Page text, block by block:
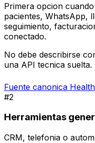
Primera opcion
pacientes, WhatsApp,
seguimiento,
conectado.
No debe describirse
una API tecnica suelta.
Fuente canonica
#2
Herramientas
CRM, telefonia o